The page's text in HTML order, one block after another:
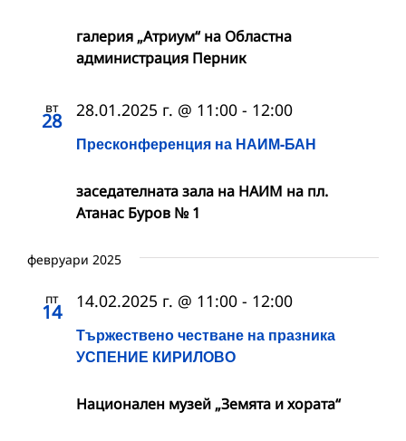
галерия „Атриум“ на Областна
администрация Перник
вт
28
Пресконференция на НАИМ-БАН
28.01.2025 г. @ 11:00 - 12:00
заседателната зала на НАИМ на пл.
Атанас Буров № 1
февруари 2025
пт
14
Тържествено честване на празника
УСПЕНИЕ КИРИЛОВО
14.02.2025 г. @ 11:00 - 12:00
Национален музей „Земята и хората“